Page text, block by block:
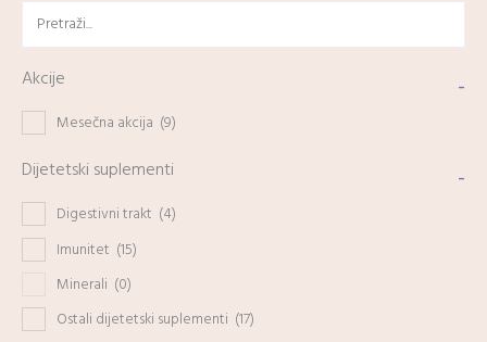
Akcije -
Mesečna akcija (9)
Dijetetski suplementi -
Digestivni trakt (4)
Imunitet (15)
Minerali (0)
Ostali dijetetski suplementi (17)